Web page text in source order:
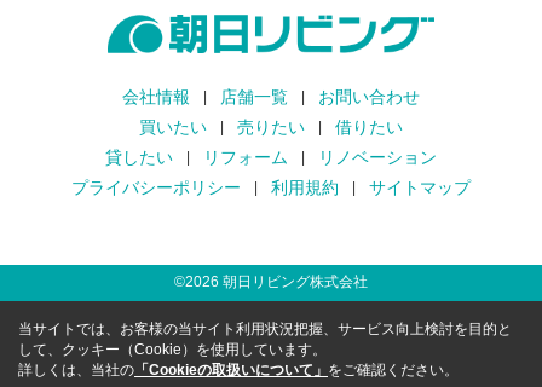
会社情報 店舗一覧
お問い合わせ
買いたい
売りたい
借りたい
貸したい
リフォーム
リノベーション
プライバシーポリシー
利用規約 サイトマップ
©2026 朝日リビング株式会社
当サイトでは、お客様の当サイト利用状況把握、サービス向上検討を目的と
して、クッキー（Cookie）を使用しています。
詳しくは、当社の 「Cookieの取扱いについて」 をご確認ください。